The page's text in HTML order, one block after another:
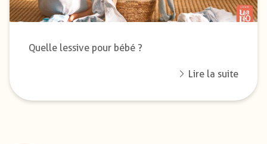
Quelle lessive pour bébé ?
Lire la suite